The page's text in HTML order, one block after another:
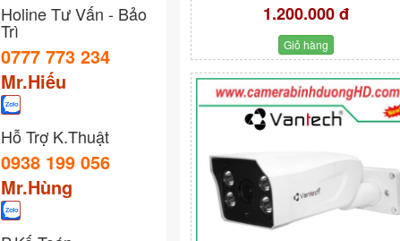
1.200.000 đ
Giỏ hàng
Holine Tư Vấn - Bảo
Trì
0777 773 234
Mr.Hiếu
Hỗ Trợ K.Thuật
0938 199 056
Mr.Hùng